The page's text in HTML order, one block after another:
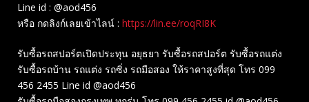
Line id : @aod456
หรือ กดลิงก์เลยเข้าไลน์ : https://lin.ee/roqRI8K
รับซื้อรถสปอร์ตเปิดประทุน อยุธยา รับซื้อรถสปอร์ต รับซื้อรถแต่ง
รับซื้อรถบ้าน รถแต่ง รถซิ่ง รถมือสอง ให้ราคาสูงที่สุด โทร 099
456 2455 Line id @aod456